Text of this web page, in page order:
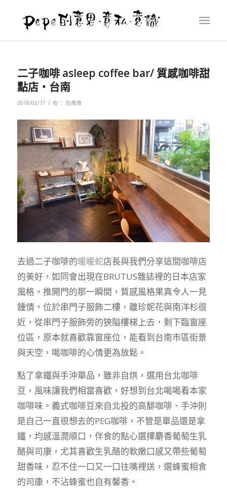
二子咖啡 asleep coffee bar/ 質感咖啡甜
點店‧台南
2018/02/17 / 在： 台南食
去過二子咖啡的暖暖蛇店長與我們分享這間咖啡店
的美好，如同會出現在BRUTUS雜誌裡的日本店家
風格。推開門的那一瞬間，質感風格果真令人一見
鍾情。位於串門子服飾二樓，離珍妮花與南洋杉很
近，從串門子服飾旁的狹隘樓梯上去，剩下臨窗座
位區，原本就喜歡靠窗座位，能看到台南市區街景
與天空，喝咖啡的心情更為放鬆。
點了拿鐵與手沖單品，雖非自烘，選用台北咖啡
豆，風味讓我們相當喜歡，好想到台北喝喝看本家
咖啡味。義式咖啡豆來自北投的高馡咖啡、手沖則
是自己一直很想去的PEG咖啡，不管是單品還是拿
鐵，均感溫潤順口，伴食的點心選擇麝香葡萄生乳
酪與司康，尤其喜歡生乳酪的軟嫩口感又帶些葡萄
甜香味，忍不住一口又一口往嘴裡送，選蜂蜜相食
的司康，不沾蜂蜜也自有馨香。